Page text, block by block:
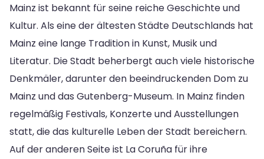
Mainz ist bekannt für seine reiche Geschichte und
Kultur. Als eine der ältesten Städte Deutschlands hat
Mainz eine lange Tradition in Kunst, Musik und
Literatur. Die Stadt beherbergt auch viele historische
Denkmäler, darunter den beeindruckenden Dom zu
Mainz und das Gutenberg-Museum. In Mainz finden
regelmäßig Festivals, Konzerte und Ausstellungen
statt, die das kulturelle Leben der Stadt bereichern.
Auf der anderen Seite ist La Coruña für ihre